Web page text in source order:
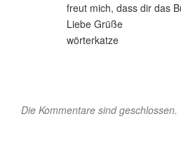
freut mich, dass dir das
Liebe Grüße
wörterkatze
Die Kommentare sind geschlossen.